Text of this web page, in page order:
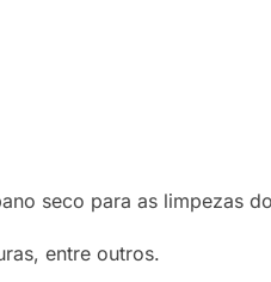
seco para as limpezas
entre outros.